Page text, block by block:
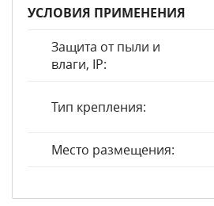
УСЛОВИЯ ПРИМЕНЕНИЯ
Защита от пыли и
влаги, IP:
Тип крепления:
Место размещения: